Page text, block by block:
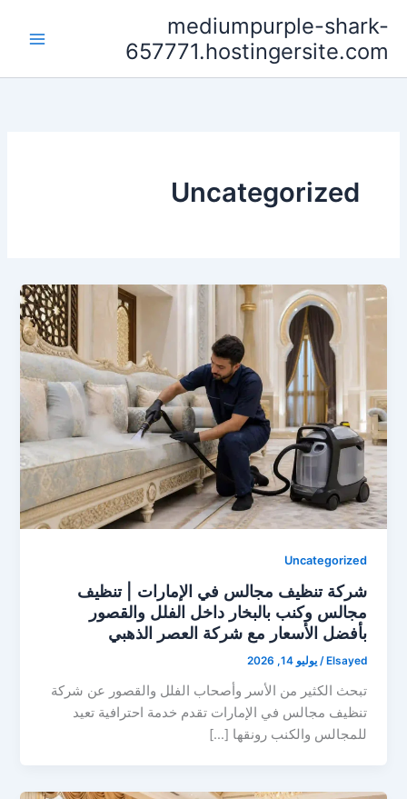
المحتوى
mediumpurple-shark-
657771.hostingersite.com
Uncategorized
Uncategorized
شركة تنظيف مجالس في الإمارات | تنظيف
مجالس وكنب بالبخار داخل الفلل والقصور
بأفضل الأسعار مع شركة العصر الذهبي
Elsayed
/يوليو 14, 2026
تبحث الكثير من الأسر وأصحاب الفلل والقصور عن شركة
تنظيف مجالس في الإمارات تقدم خدمة احترافية تعيد
للمجالس والكنب رونقها […]